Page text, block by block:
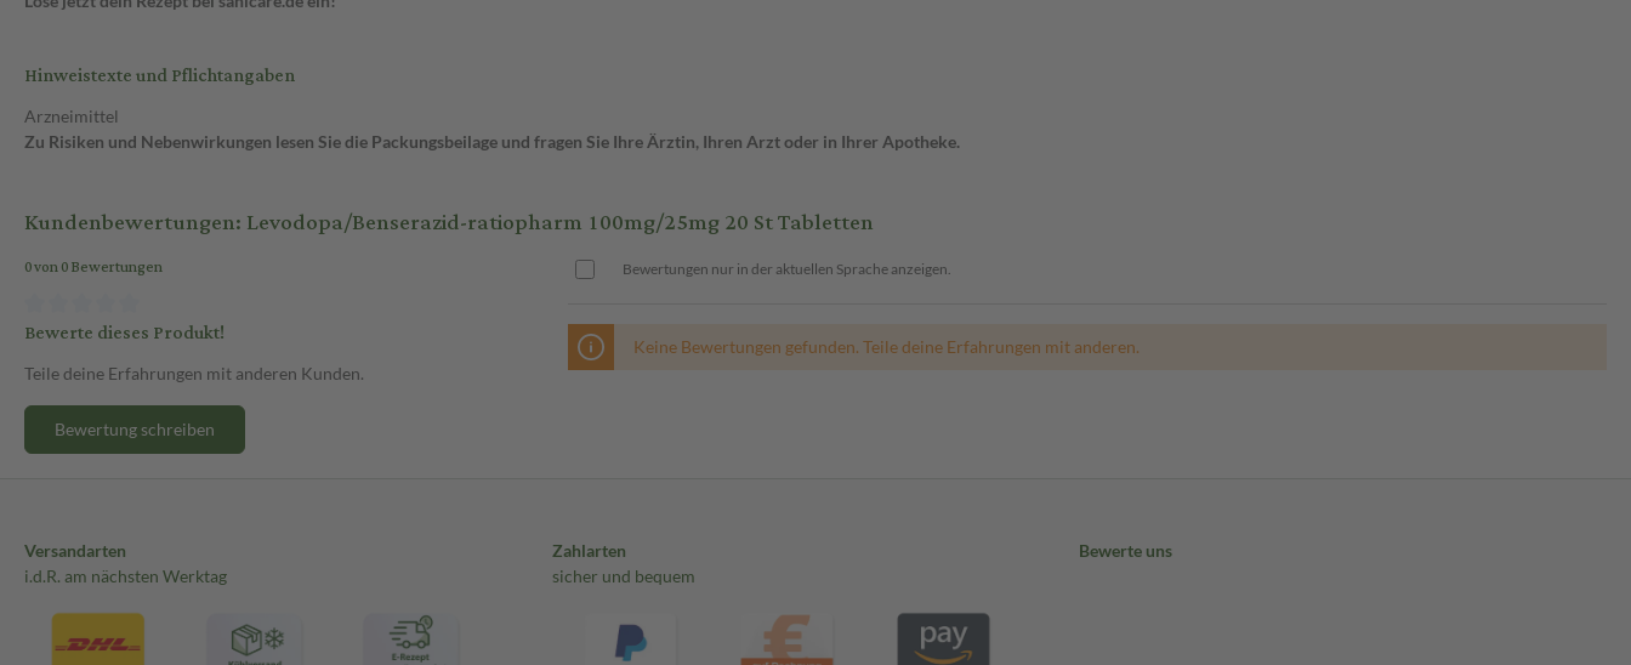
Hinweistexte und Pflichtangaben
Arzneimittel
Zu Risiken und Nebenwirkungen lesen Sie die Packungsbeilage und fragen Sie Ihre Ärztin, Ihren Arzt oder in Ihrer Apotheke.
Kundenbewertungen: Levodopa/Benserazid-ratiopharm 100mg/25mg 20 St Tabletten
0 von 0 Bewertungen
Bewerte dieses Produkt!
Teile deine Erfahrungen mit anderen Kunden.
Bewertung schreiben
Bewertungen nur in der aktuellen Sprache anzeigen.
Keine Bewertungen gefunden. Teile deine Erfahrungen mit anderen.
Versandarten
i.d.R. am nächsten Werktag
Zahlarten
sicher und bequem
Bewerte uns